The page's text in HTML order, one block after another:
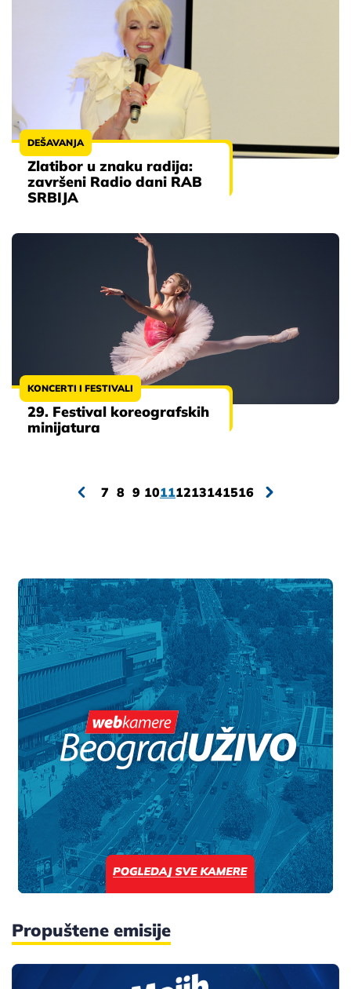
DEŠAVANJA
Zlatibor u znaku radija:
završeni Radio dani RAB
SRBIJA
KONCERTI I FESTIVALI
29. Festival koreografskih
minijatura
7 8 9 10111213141516
Propuštene emisije